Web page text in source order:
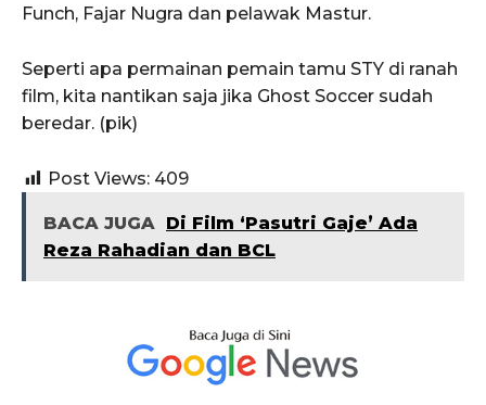
Funch, Fajar Nugra dan pelawak Mastur.
Seperti apa permainan pemain tamu STY di ranah
film, kita nantikan saja jika Ghost Soccer sudah
beredar. (pik)
Post Views: 409
BACA JUGA Di Film ‘Pasutri Gaje’ Ada
Reza Rahadian dan BCL